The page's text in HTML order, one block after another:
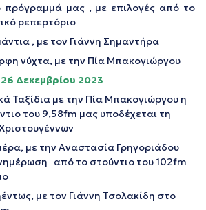
πρόγραμμά μας , με επιλογές από το
ρεπερτόριο
, με τον Γιάννη Σημαντήρα
νύχτα, με την Πία Μπακογιώργου
26 Δεκεμβρίου 2023
Ταξίδια με την Πία Μπακογιώργου η
του 9,58fm μας υποδέχεται τη
με την Αναστασία Γρηγοριάδου
από το στούντιο του 102fm
με τον Γιάννη Τσολακίδη στο